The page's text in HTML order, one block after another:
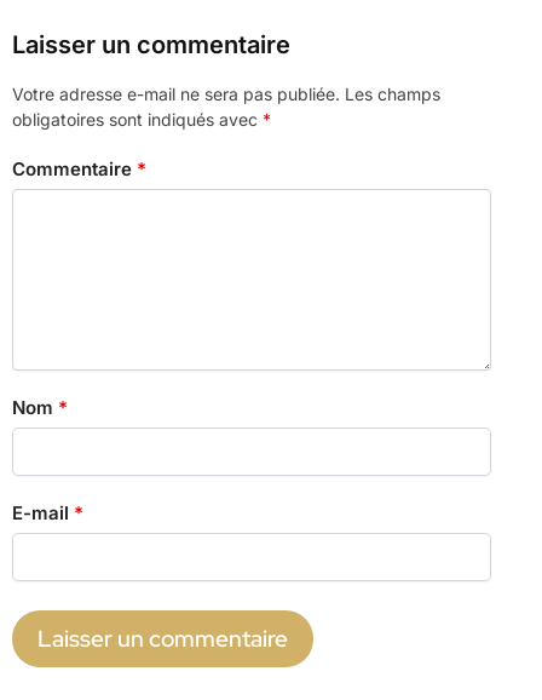
Laisser un commentaire
Votre adresse e-mail ne sera pas publiée. Les champs
obligatoires sont indiqués avec *
Commentaire *
Nom *
E-mail *